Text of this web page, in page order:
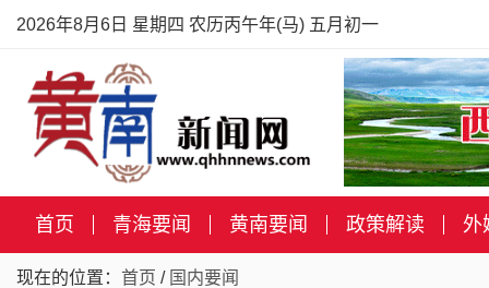
2026年8月6日 星期四 农历丙午年(马) 五月初一
首页 青海要闻 黄南要闻 政策解读 外
现在的位置： 首页 / 国内要闻